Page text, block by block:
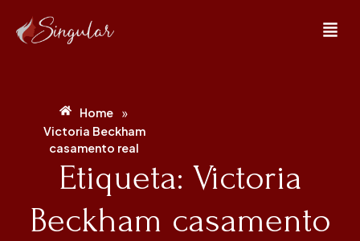
Home »
Victoria Beckham
casamento real
Etiqueta: Victoria
Beckham casamento